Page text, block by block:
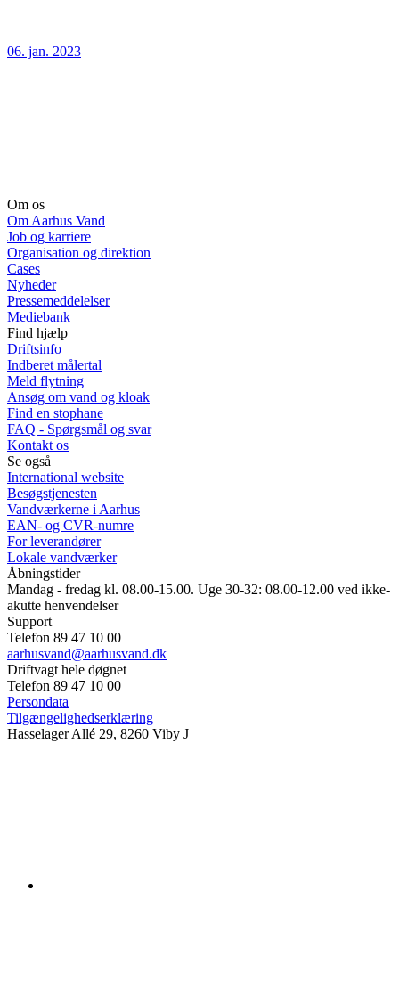
06. jan. 2023
Om os
Om Aarhus Vand
Job og karriere
Organisation og direktion
Cases
Nyheder
Pressemeddelelser
Mediebank
Find hjælp
Driftsinfo
Indberet målertal
Meld flytning
Ansøg om vand og kloak
Find en stophane
FAQ - Spørgsmål og svar
Kontakt os
Se også
International website
Besøgstjenesten
Vandværkerne i Aarhus
EAN- og CVR-numre
For leverandører
Lokale vandværker
Åbningstider
Mandag - fredag kl. 08.00-15.00. Uge 30-32: 08.00-12.00 ved ikke-
akutte henvendelser
Support
Telefon 89 47 10 00
aarhusvand@aarhusvand.dk
Driftvagt hele døgnet
Telefon 89 47 10 00
Persondata
Tilgængelighedserklæring
Hasselager Allé 29, 8260 Viby J